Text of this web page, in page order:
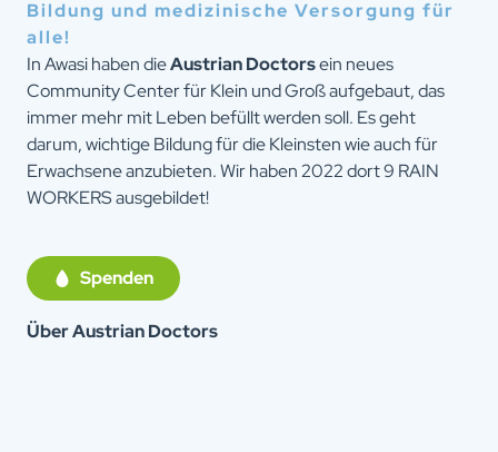
Bildung und medizinische Versorgung für
alle!
In Awasi haben dieAustrian Doctorsein neues
Community Center für Klein und Groß aufgebaut, das
immer mehr mit Leben befüllt werden soll. Es geht
darum, wichtige Bildung für die Kleinsten wie auch für
Erwachsene anzubieten. Wir haben 2022 dort 9 RAIN
WORKERS ausgebildet!
Spenden
Über Austrian Doctors